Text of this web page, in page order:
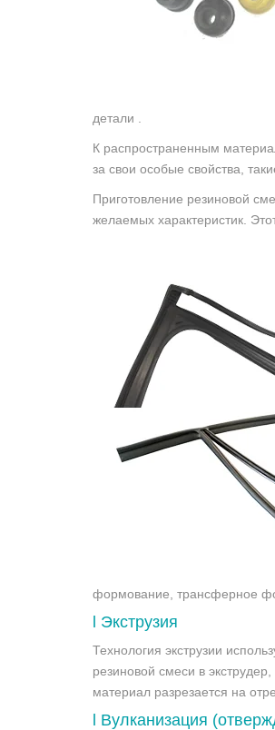
детали .
К распространенным
за свои особые свойства,
Приготовление резиновой
желаемых характеристик.
формование, трансферное
Экструзия
Технология экструзии
резиновой смеси в
материал разрезается на
Вулканизация